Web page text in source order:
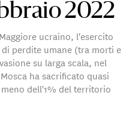
2022
ucraino, l'esercito
perdite umane (tra morti e
su larga scala, nel
ha sacrificato quasi
dell'1% del territorio